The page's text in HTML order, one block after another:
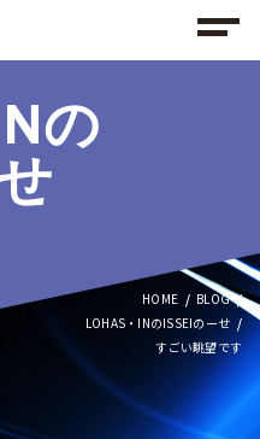
の
HOME
BLOG
LOHAS・INのISSEIのーせ
すごい眺望です